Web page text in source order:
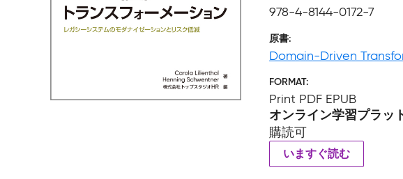
978-4-8144-0172-7
原書
Domain-Driven
FORMAT
Print PDF EPUB
オンライン学習プラッ
購読可
いますぐ読む